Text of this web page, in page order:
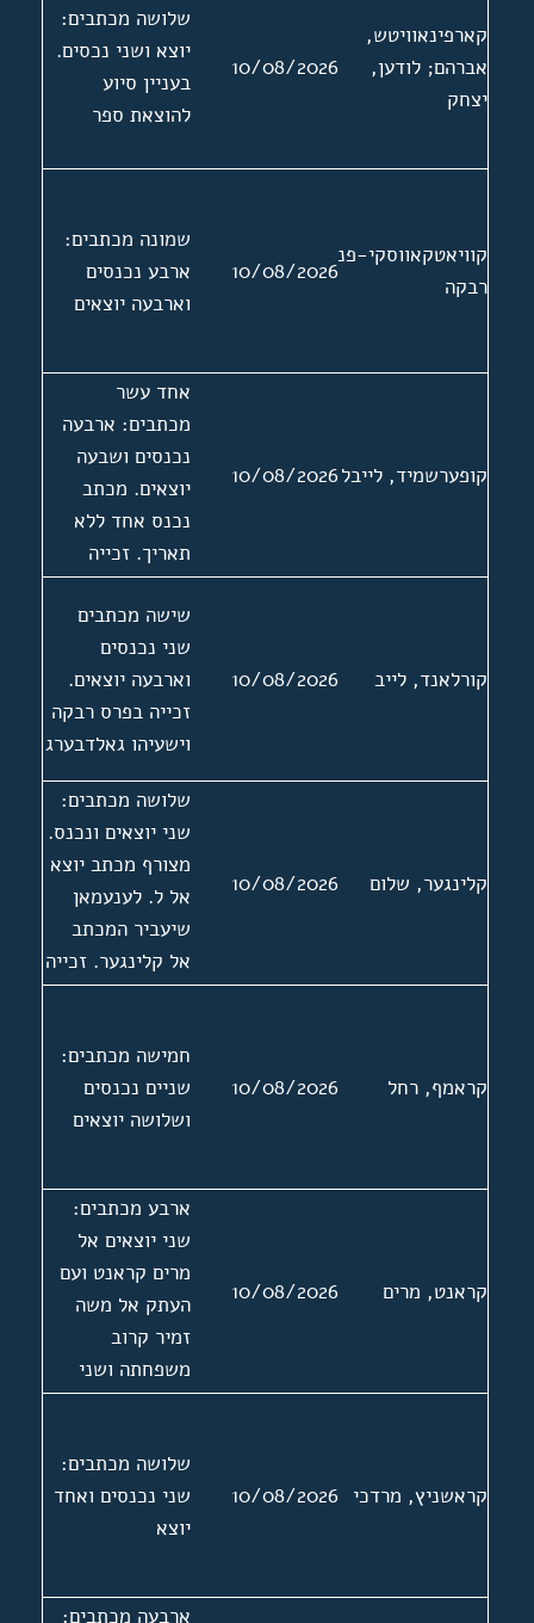
קארפינאוויטש,
אברהם; לודען,
יצחק
10/08/2026
שלושה מכתבים:
יוצא ושני נכסים.
בעניין סיוע
להוצאת ספר
קוויאטקאווסקי-פנסחיק,
רבקה
10/08/2026
שמונה מכתבים:
ארבע נכנסים
וארבעה יוצאים
קופערשמיד, לייבל10/08/2026
אחד עשר
מכתבים: ארבעה
נכנסים ושבעה
יוצאים. מכתב
נכנס אחד ללא
תאריך. זכייה
בפרסים באלער
ורובינליכט
קורלאנד, לייב 10/08/2026
שישה מכתבים
שני נכנסים
וארבעה יוצאים.
זכייה בפרס רבקה
וישעיהו גאלדבערג
קלינגער, שלום 10/08/2026
שלושה מכתבים:
שני יוצאים ונכנס.
מצורף מכתב יוצא
אל ל. לענעמאן
שיעביר המכתב
אל קלינגער. זכייה
בפרס של האגודה
קראמף, רחל 10/08/2026
חמישה מכתבים:
שניים נכנסים
ושלושה יוצאים
קראנט, מרים 10/08/2026
ארבע מכתבים:
שני יוצאים אל
מרים קראנט ועם
העתק אל משה
זמיר קרוב
משפחתה ושני
נכנסים ממשה
קביעת לוח זכרון
לאחייניתה שרה
זאלץ. מכתב נכנס
קראשניץ, מרדכי 10/08/2026
שלושה מכתבים:
שני נכנסים ואחד
יוצא
ארבעה מכתבים: